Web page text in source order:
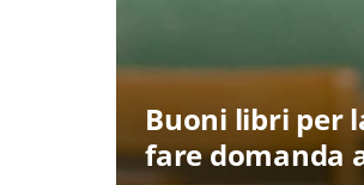
Buoni libri per
fare domanda